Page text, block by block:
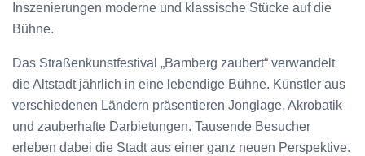
Inszenierungen moderne und klassische Stücke auf die
Bühne.
Das Straßenkunstfestival „Bamberg zaubert“ verwandelt
die Altstadt jährlich in eine lebendige Bühne. Künstler aus
verschiedenen Ländern präsentieren Jonglage, Akrobatik
und zauberhafte Darbietungen. Tausende Besucher
erleben dabei die Stadt aus einer ganz neuen Perspektive.